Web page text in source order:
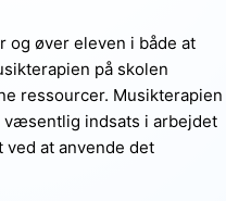
øver eleven i både at
på skolen
ressourcer. Musikterapien
væsentlig indsats i arbejdet
at anvende det